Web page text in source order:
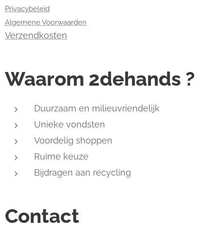
Privacybeleid
Algemene Voorwaarden
Verzendkosten
Waarom 2dehands ?
Duurzaam en milieuvriendelijk
Unieke vondsten
Voordelig shoppen
Ruime keuze
Bijdragen aan recycling
Contact